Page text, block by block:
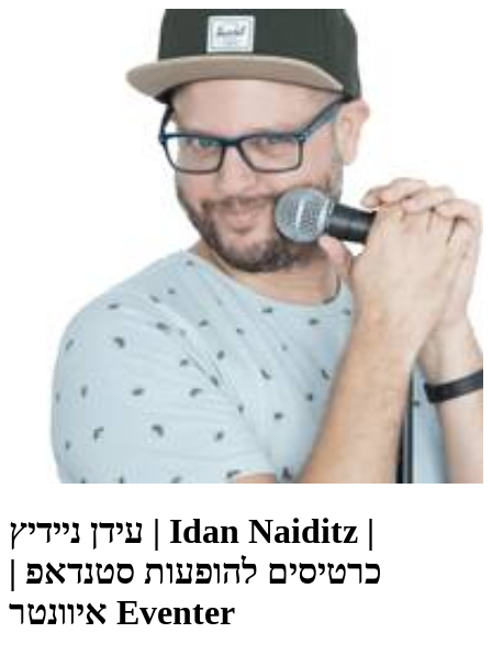
עידן ניידיץ | Idan Naiditz |
כרטיסים להופעות סטנדאפ |
איוונטר Eventer